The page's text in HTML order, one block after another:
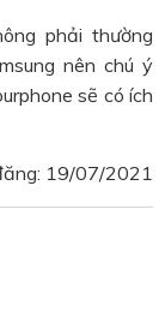
phải thường
nên chú ý
sẽ có ích
19/07/2021